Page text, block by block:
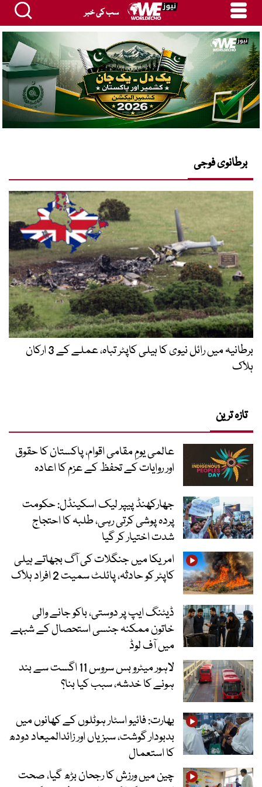
سب کی خبر
برطانوی فوجی
برطانیہ میں رائل نیوی کا ہیلی کاپٹر تباہ، عملے کے 3 ارکان
ہلاک
تازہ ترین
عالمی یومِ مقامی اقوام، پاکستان کا حقوق
اور روایات کے تحفظ کے عزم کا اعادہ
جھارکھنڈ پیپر لیک اسکینڈل: حکومت
پردہ پوشی کرتی رہی، طلبہ کا احتجاج
شدت اختیار کر گیا
امریکا میں جنگلات کی آگ بجھاتے ہیلی
کاپٹر کو حادثہ، پائلٹ سمیت 2 افراد ہلاک
ڈیٹنگ ایپ پر دوستی، باکو جانے والی
خاتون ممکنہ جنسی استحصال کے شبہے
میں آف لوڈ
لاہور میٹرو بس سروس 11 اگست سے بند
ہونے کا خدشہ، سبب کیا بنا؟
بھارت: فائیو اسٹار ہوٹلوں کے کھانوں میں
بدبودار گوشت، سبزیاں اور زائدالمیعاد دودھ
کا استعمال
چین میں ورزش کا رجحان بڑھ گیا، صحت